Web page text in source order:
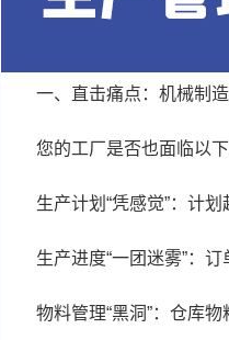
一、直击痛点：机械制造
您的工厂是否也面临以下
生产计划“凭感觉”：计划
生产进度“一团迷雾”：订
物料管理“黑洞”：仓库物